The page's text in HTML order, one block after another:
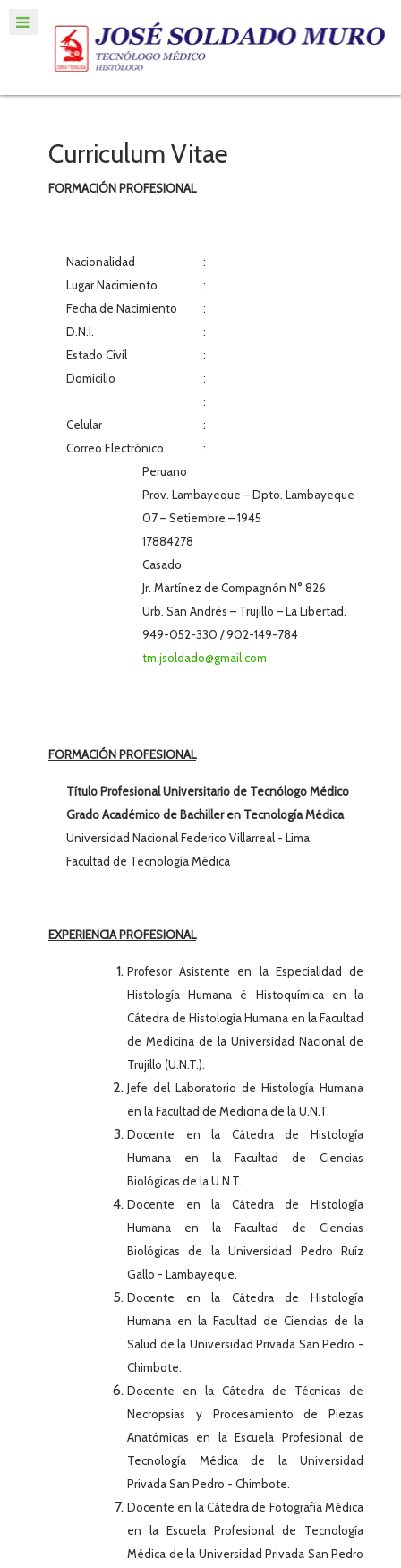
Curriculum Vitae
FORMACIÓN PROFESIONAL
Nacionalidad
Lugar Nacimiento
Fecha de Nacimiento
D.N.I.
Estado Civil
Domicilio
Celular
Correo Electrónico
:
:
:
:
:
:
:
:
:
Peruano
Prov. Lambayeque – Dpto. Lambayeque
07 – Setiembre – 1945
17884278
Casado
Jr. Martínez de Compagnón N° 826
Urb. San Andrés – Trujillo – La Libertad.
949-052-330 / 902-149-784
tm.jsoldado@gmail.com
FORMACIÓN PROFESIONAL
Título Profesional Universitario de Tecnólogo Médico
Grado Académico de Bachiller en Tecnología Médica
Universidad Nacional Federico Villarreal - Lima
Facultad de Tecnología Médica
EXPERIENCIA PROFESIONAL
Profesor Asistente en la Especialidad de
Histología Humana é Histoquímica en la
Cátedra de Histología Humana en la Facultad
de Medicina de la Universidad Nacional de
Trujillo (U.N.T.).
Jefe del Laboratorio de Histología Humana
en la Facultad de Medicina de la U.N.T.
Docente en la Cátedra de Histología
Humana en la Facultad de Ciencias
Biológicas de la U.N.T.
Docente en la Cátedra de Histología
Humana en la Facultad de Ciencias
Biológicas de la Universidad Pedro Ruíz
Gallo - Lambayeque.
Docente en la Cátedra de Histología
Humana en la Facultad de Ciencias de la
Salud de la Universidad Privada San Pedro -
Chimbote.
Docente en la Cátedra de Técnicas de
Necropsias y Procesamiento de Piezas
Anatómicas en la Escuela Profesional de
Tecnología Médica de la Universidad
Privada San Pedro - Chimbote.
Docente en la Cátedra de Fotografía Médica
en la Escuela Profesional de Tecnología
Médica de la Universidad Privada San Pedro